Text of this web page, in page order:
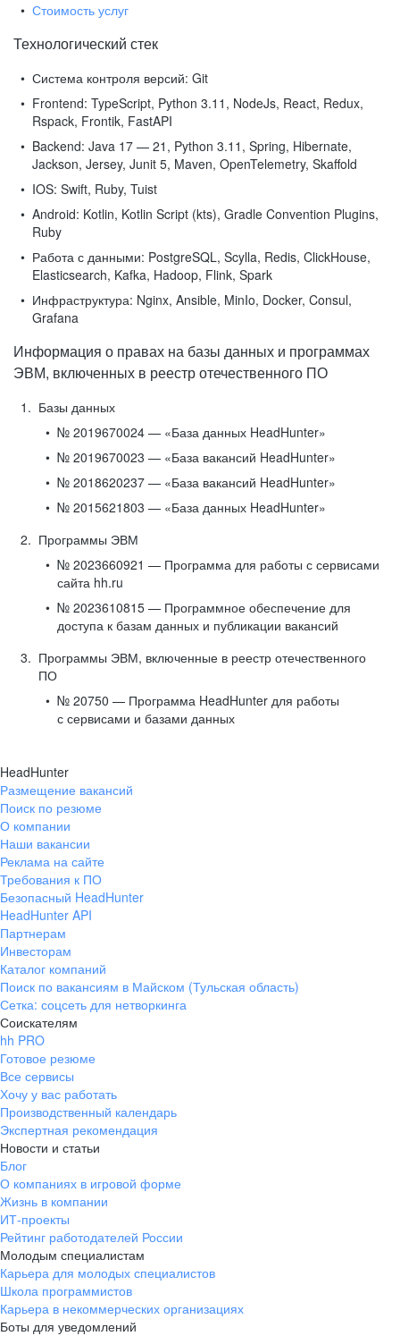
Стоимость услуг
Технологический стек
Система контроля версий: Git
Frontend: TypeScript, Python 3.11, NodeJs, React, Redux,
Rspack, Frontik, FastAPI
Backend: Java 17 — 21, Python 3.11, Spring, Hibernate,
Jackson, Jersey, Junit 5, Maven, OpenTelemetry, Skaffold
IOS: Swift, Ruby, Tuist
Android: Kotlin, Kotlin Script (kts), Gradle Convention Plugins,
Ruby
Работа с данными: PostgreSQL, Scylla, Redis, ClickHouse,
Elasticsearch, Kafka, Hadoop, Flink, Spark
Инфраструктура: Nginx, Ansible, MinIo, Docker, Consul,
Grafana
Информация о правах на базы данных и программах
ЭВМ, включенных в реестр отечественного ПО
Базы данных
№ 2019670024 — «База данных HeadHunter»
№ 2019670023 — «База вакансий HeadHunter»
№ 2018620237 — «База вакансий HeadHunter»
№ 2015621803 — «База данных HeadHunter»
Программы ЭВМ
№ 2023660921 — Программа для работы с сервисами
сайта hh.ru
№ 2023610815 — Программное обеспечение для
доступа к базам данных и публикации вакансий
Программы ЭВМ, включенные в реестр отечественного
ПО
№ 20750 — Программа HeadHunter для работы
с сервисами и базами данных
HeadHunter
Размещение вакансий
Поиск по резюме
О компании
Наши вакансии
Реклама на сайте
Требования к ПО
Безопасный HeadHunter
HeadHunter API
Партнерам
Инвесторам
Каталог компаний
Поиск по вакансиям в Майском (Тульская область)
Сетка: соцсеть для нетворкинга
Соискателям
hh PRO
Готовое резюме
Все сервисы
Хочу у вас работать
Производственный календарь
Экспертная рекомендация
Новости и статьи
Блог
О компаниях в игровой форме
Жизнь в компании
ИТ-проекты
Рейтинг работодателей России
Молодым специалистам
Карьера для молодых специалистов
Школа программистов
Карьера в некоммерческих организациях
Боты для уведомлений